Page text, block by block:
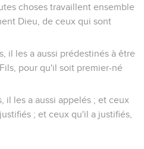
choses travaillent ensemble
Dieu, de ceux qui sont
il les a aussi prédestinés à être
pour qu'il soit premier-né
il les a aussi appelés ; et ceux
; et ceux qu'il a justifiés,